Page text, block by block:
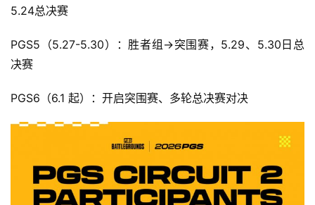
5.24总决赛
PGS5（5.27-5.30）：胜者组→突围赛，5.29、5.30日总
决赛
PGS6（6.1 起）：开启突围赛、多轮总决赛对决